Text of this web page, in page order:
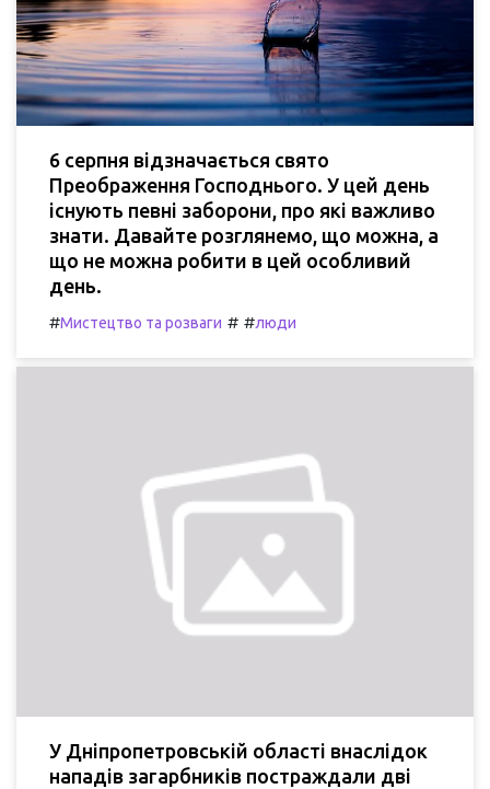
6 серпня відзначається свято
Преображення Господнього. У цей день
існують певні заборони, про які важливо
знати. Давайте розглянемо, що можна, а
що не можна робити в цей особливий
день.
#Мистецтво та розваги # #люди
У Дніпропетровській області внаслідок
нападів загарбників постраждали дві